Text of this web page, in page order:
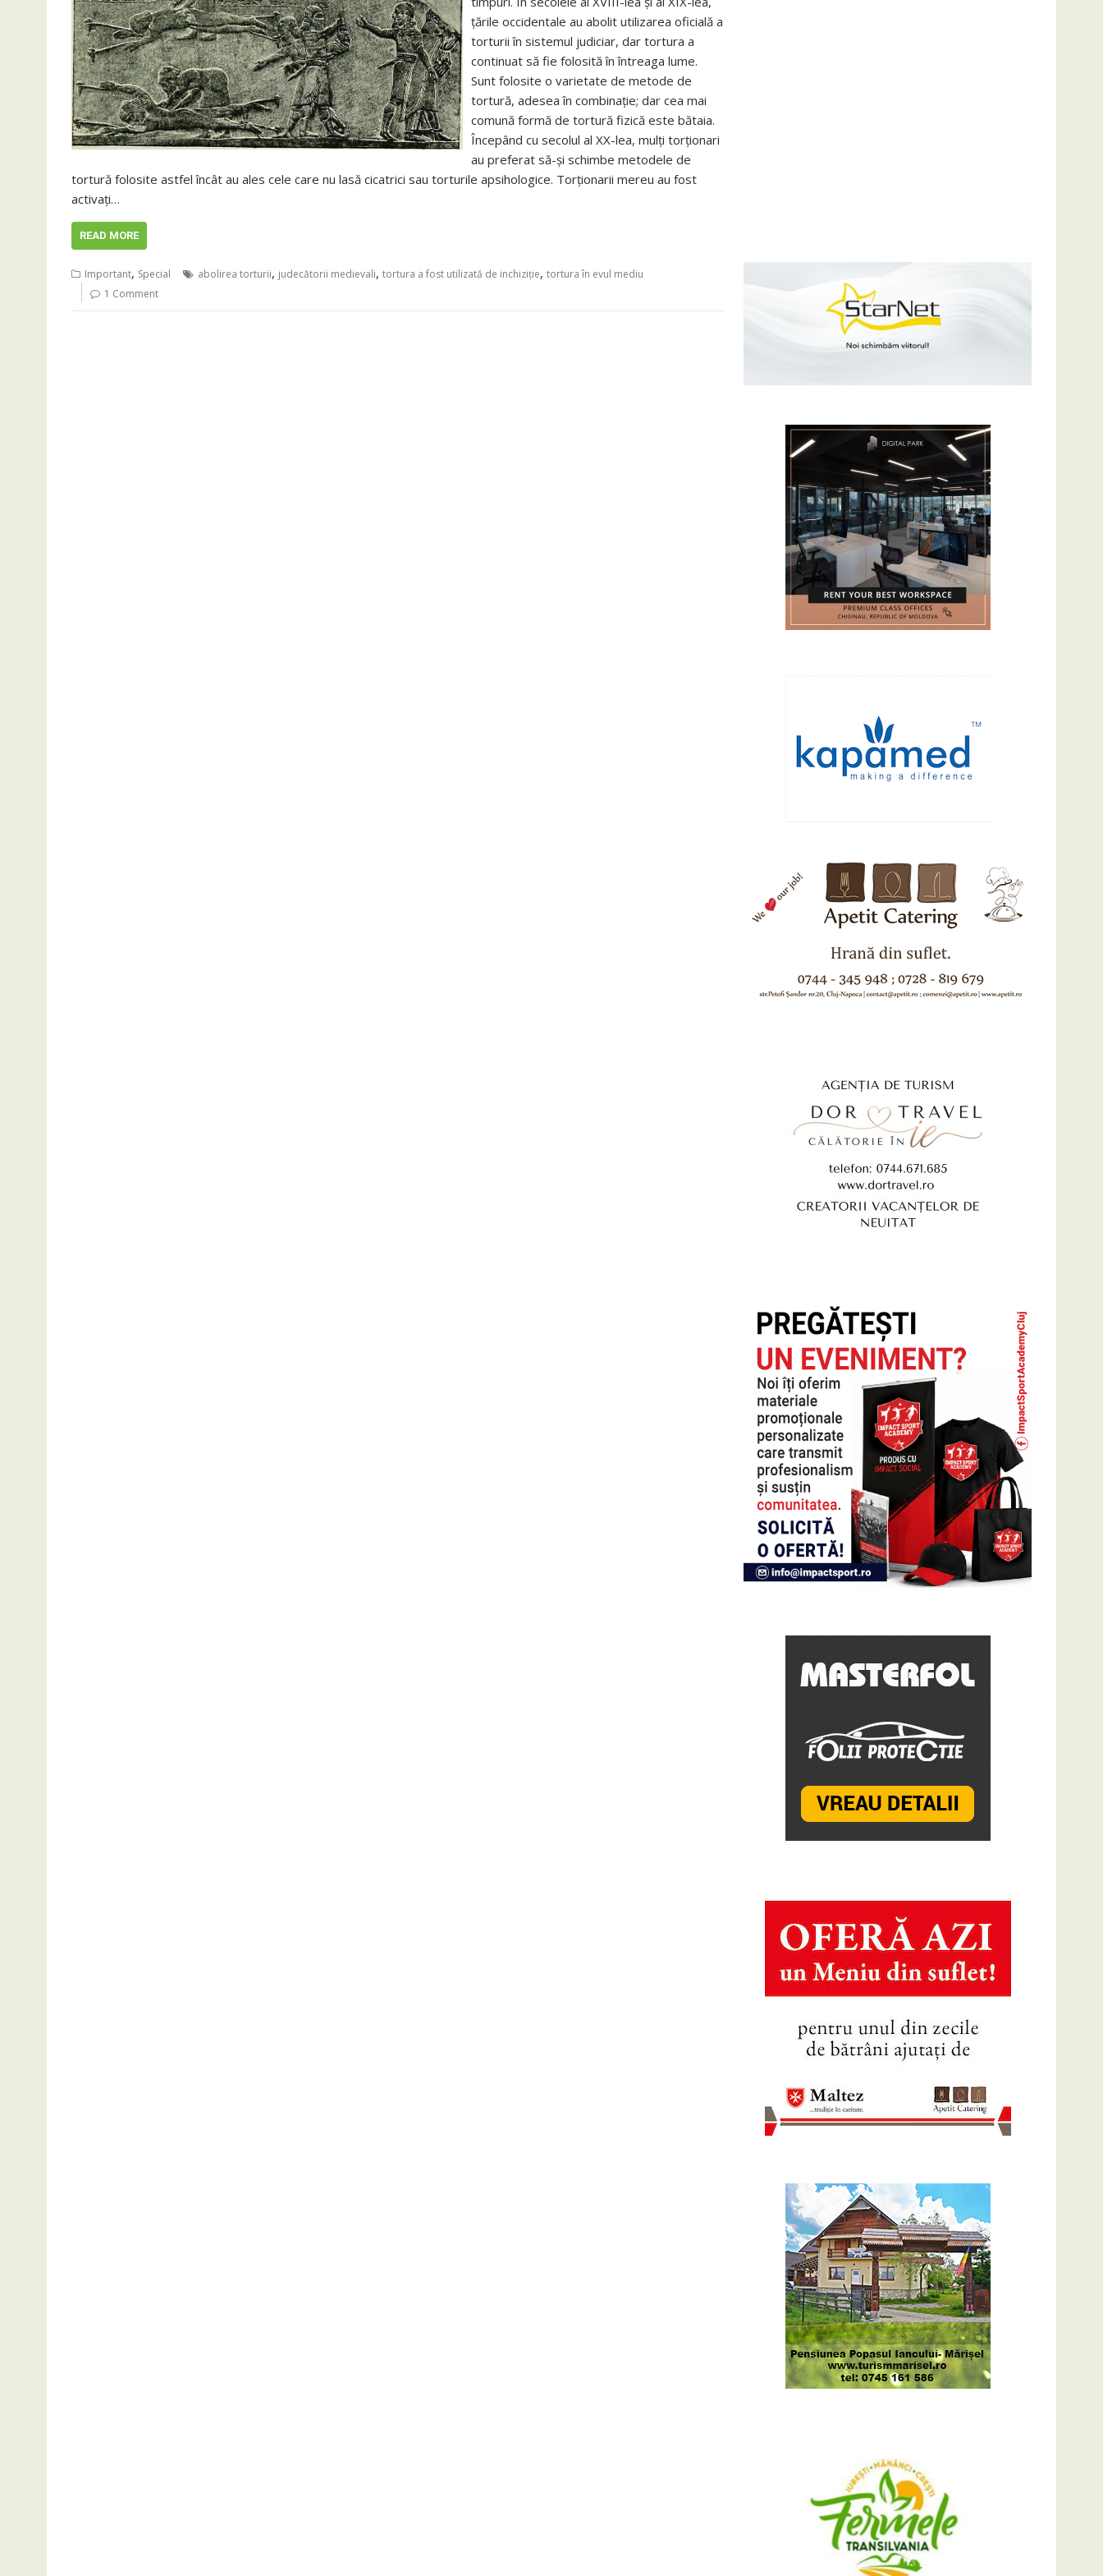
țările occidentale au abolit utilizarea oficială a
torturii în sistemul judiciar, dar tortura a
continuat să fie folosită în întreaga lume.
Sunt folosite o varietate de metode de
tortură, adesea în combinație; dar cea mai
comună formă de tortură fizică este bătaia.
Începând cu secolul al XX-lea, mulți torționari
au preferat să-și schimbe metodele de
tortură folosite astfel încât au ales cele care nu lasă cicatrici sau torturile apsihologice. Torționarii mereu au fost
activați…
READ MORE
Important, Special abolirea torturii, judecătorii medievali, tortura a fost utilizată de inchiziție, tortura în evul mediu
1 Comment